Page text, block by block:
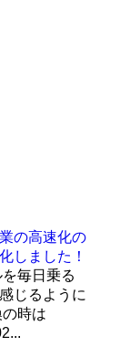
の高速化の
しました！
毎日乗る
じるように
時は